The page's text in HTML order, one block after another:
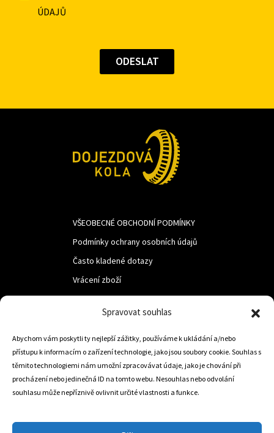
Spravovat souhlas
Abychom vám poskytli ty nejlepší zážitky, používáme k ukládání a/nebo
přístupu k informacím o zařízení technologie, jako jsou soubory cookie. Souhlas s
těmito technologiemi nám umožní zpracovávat údaje, jako je chování při
procházení nebo jedinečná ID na tomto webu. Nesouhlas nebo odvolání
souhlasu může nepříznivě ovlivnit určité vlastnosti a funkce.
ÚDAJŮ
VŠEOBECNÉ OBCHODNÍ PODMÍNKY
Podmínky ochrany osobních údajů
Často kladené dotazy
Vrácení zboží
LUF s.r.o.
Nám. M.R.Štefanika 518,
Trstená 02801